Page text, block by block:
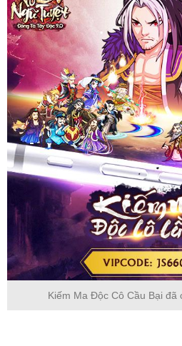
Kiếm Ma Độc Cô Cầu Bại đã